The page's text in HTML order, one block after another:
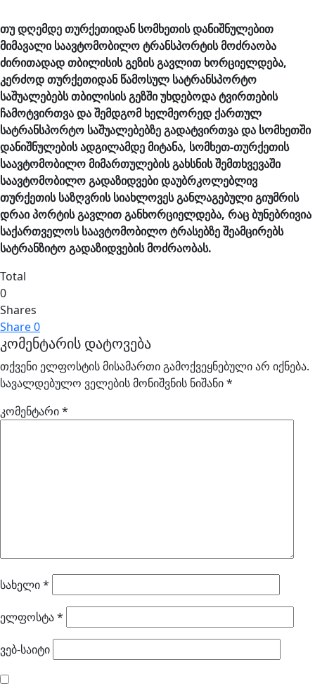
თუ დღემდე თურქეთიდან სომხეთის დანიშნულებით
მიმავალი საავტომობილო ტრანსპორტის მოძრაობა
ძირითადად თბილისის გეზის გავლით ხორციელდება,
კერძოდ თურქეთიდან წამოსულ სატრანსპორტო
საშუალებებს თბილისის გეზში უხდებოდა ტვირთების
ჩამოტვირთვა და შემდგომ ხელმეორედ ქართულ
სატრანსპორტო საშუალებებზე გადატვირთვა და სომხეთში
დანიშნულების ადგილამდე მიტანა, სომხეთ-თურქეთის
საავტომობილო მიმართულების გახსნის შემთხვევაში
საავტომობილო გადაზიდვები დაუბრკოლებლივ
თურქეთის საზღვრის სიახლოვეს განლაგებული გიუმრის
დრაი პორტის გავლით განხორციელდება, რაც ბუნებრივია
საქართველოს საავტომობილო ტრასებზე შეამცირებს
სატრანზიტო გადაზიდვების მოძრაობას.
Total
0
Shares
Share0
კომენტარის დატოვება
თქვენი ელფოსტის მისამართი გამოქვეყნებული არ იქნება.
სავალდებულო ველების მონიშვნის ნიშანი*
კომენტარი*
სახელი*
ელფოსტა*
ვებ-საიტი